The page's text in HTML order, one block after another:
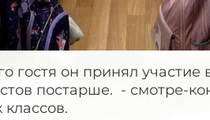
гостя он принял
постарше. - смотре-